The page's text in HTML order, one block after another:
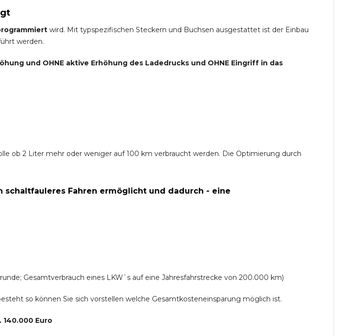
wird. Mit typspezifischen Steckern und Buchsen ausgestattet ist der Einbau
werden.
und OHNE aktive Erhöhung des Ladedrucks und OHNE Eingriff in das
ob 2 Liter mehr oder weniger auf 100 km verbraucht werden. Die Optimierung durch
Fahren ermöglicht und dadurch - eine
Gesamtverbrauch eines LKW`s auf eine Jahresfahrstrecke von 200.000 km)
so können Sie sich vorstellen welche Gesamtkosteneinsparung möglich ist.
Euro